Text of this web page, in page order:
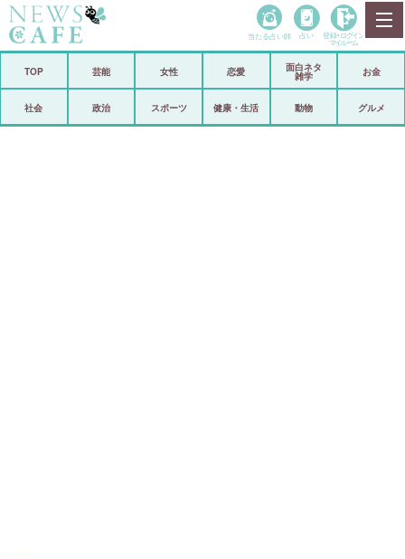
政治
当たる占い師 占い 登録• ログイン
マイルーム
TOP 芸能 女性 恋愛
面白ネタ
雑学
お金
社会 政治 スポーツ 健康・生活 動物 グルメ